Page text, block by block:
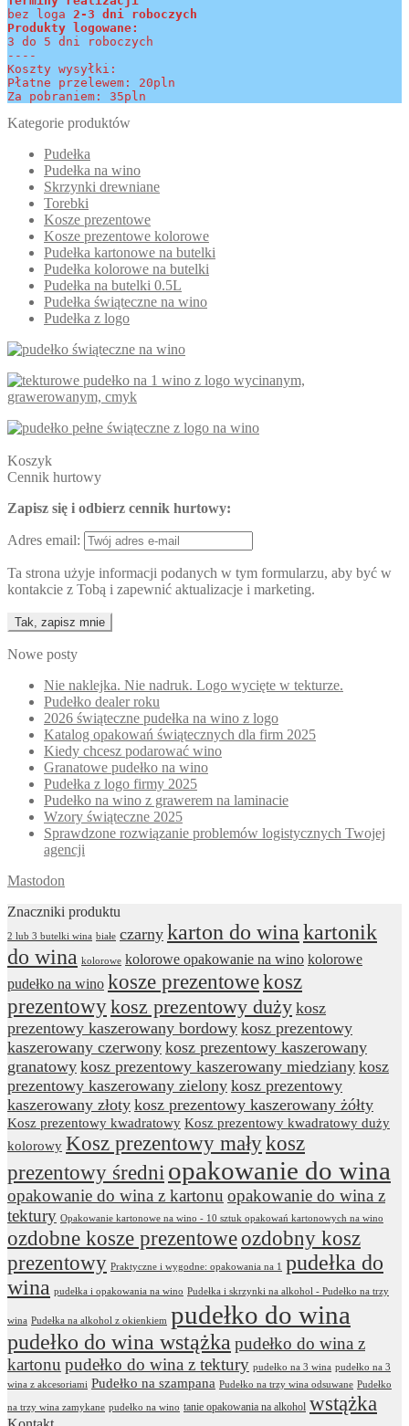
bez loga 2-3 dni roboczych
Produkty logowane:
3 do 5 dni roboczych
----
Koszty wysyłki:
Płatne przelewem: 20pln
Za pobraniem: 35pln
Kategorie produktów
Pudełka
Pudełka na wino
Skrzynki drewniane
Torebki
Kosze prezentowe
Kosze prezentowe kolorowe
Pudełka kartonowe na butelki
Pudełka kolorowe na butelki
Pudełka na butelki 0.5L
Pudełka świąteczne na wino
Pudełka z logo
Koszyk
Cennik hurtowy
Zapisz się i odbierz cennik hurtowy:
Adres email:
Ta strona użyje informacji podanych w tym formularzu, aby być w
kontakcie z Tobą i zapewnić aktualizacje i marketing.
Nowe posty
Nie naklejka. Nie nadruk. Logo wycięte w tekturze.
Pudełko dealer roku
2026 świąteczne pudełka na wino z logo
Katalog opakowań świątecznych dla firm 2025
Kiedy chcesz podarować wino
Granatowe pudełko na wino
Pudełka z logo firmy 2025
Pudełko na wino z grawerem na laminacie
Wzory świąteczne 2025
Sprawdzone rozwiązanie problemów logistycznych Twojej
agencji
Mastodon
Znaczniki produktu
2 lub 3 butelki wina białe czarny karton do wina kartonik
do wina kolorowe kolorowe opakowanie na wino kolorowe
pudełko na wino kosze prezentowekosz
prezentowykosz prezentowy duży kosz
prezentowy kaszerowany bordowy kosz prezentowy
kaszerowany czerwony kosz prezentowy kaszerowany
granatowy kosz prezentowy kaszerowany miedziany kosz
prezentowy kaszerowany zielony kosz prezentowy
kaszerowany złoty kosz prezentowy kaszerowany żółty
Kosz prezentowy kwadratowy Kosz prezentowy kwadratowy duży
kolorowy Kosz prezentowy małykosz
prezentowy średni opakowanie do wina
opakowanie do wina z kartonu opakowanie do wina z
tektury Opakowanie kartonowe na wino - 10 sztuk opakowań kartonowych na wino
ozdobne kosze prezentoweozdobny kosz
prezentowy Praktyczne i wygodne: opakowania na 1
pudełka do
wina pudełka i opakowania na wino Pudełka i skrzynki na alkohol - Pudełko na trzy
wina Pudełka na alkohol z okienkiem pudełko do wina
pudełko do wina wstążka pudełko do wina z
kartonu pudełko do wina z tektury pudełko na 3 wina pudełko na 3
wina z akcesoriami Pudełko na szampana Pudełko na trzy wina odsuwane Pudełko
na trzy wina zamykane pudełko na wino tanie opakowania na alkohol wstążka